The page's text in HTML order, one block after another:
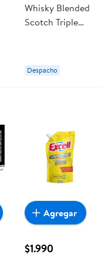
Whisky Blended
Scotch Triple
Grant's
Despacho
$1.990
Agregar